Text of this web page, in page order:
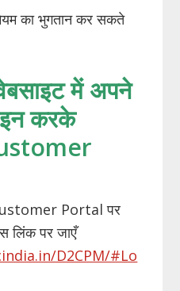
का भुगतान कर सकते
में अपने
करके
Portal पर
लिंक पर जाएँ
D2CPM/#Lo